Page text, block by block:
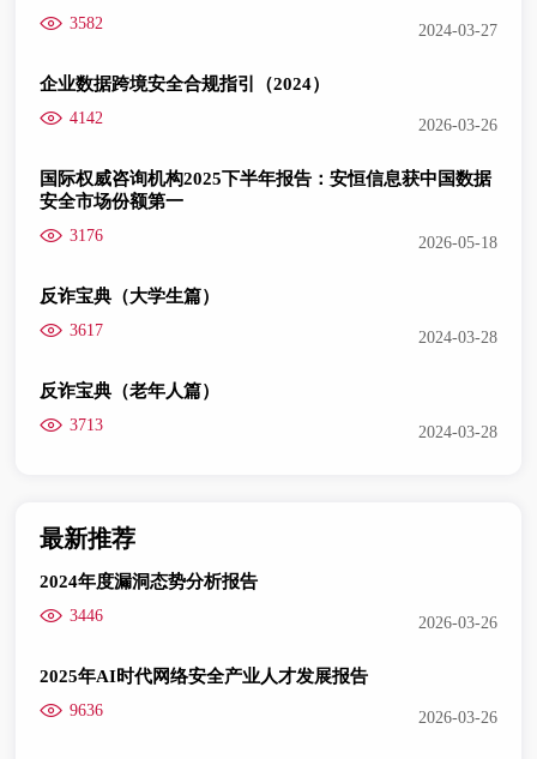
3582 2024-03-27
企业数据跨境安全合规指引（2024）
4142 2026-03-26
国际权威咨询机构2025下半年报告：安恒信息获中国数据
安全市场份额第一
3176 2026-05-18
反诈宝典（大学生篇）
3617 2024-03-28
反诈宝典（老年人篇）
3713 2024-03-28
最新推荐
2024年度漏洞态势分析报告
3446 2026-03-26
2025年AI时代网络安全产业人才发展报告
9636 2026-03-26